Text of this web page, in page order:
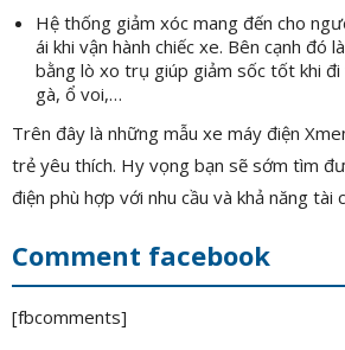
Hệ thống giảm xóc mang đến cho
ái khi vận hành chiếc xe. Bên cạnh đó
bằng lò xo trụ giúp giảm sốc tốt khi
gà, ổ voi,…
Trên đây là những mẫu xe máy điện
trẻ yêu thích. Hy vọng bạn sẽ sớm tìm
điện phù hợp với nhu cầu và khả năng tài
Comment facebook
[fbcomments]